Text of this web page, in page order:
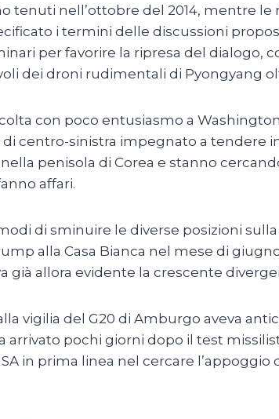
tenuti nell’ottobre del 2014, mentre
i termini delle discussioni
per favorire la ripresa del dialogo,
dei droni rudimentali di Pyongyang
con poco entusiasmo a
centro-sinistra impegnato a tendere
penisola di Corea e stanno
affari.
di sminuire le diverse posizioni
alla Casa Bianca nel mese di
già allora evidente la crescente
vigilia del G20 di Amburgo aveva
arrivato pochi giorni dopo il test
in prima linea nel cercare